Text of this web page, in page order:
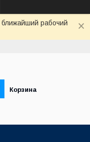
рабочий
Корзина